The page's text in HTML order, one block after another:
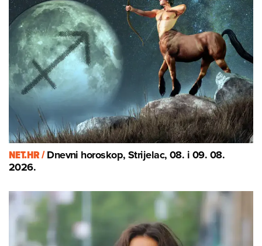
NET.HR /Dnevni horoskop, Strijelac, 08. i 09. 08.
2026.